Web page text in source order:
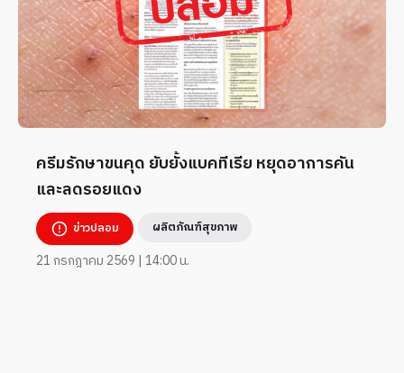
ครีมรักษาขนคุด ยับยั้งแบคทีเรีย หยุดอาการคัน
และลดรอยแดง
ข่าวปลอม ผลิตภัณฑ์สุขภาพ
21 กรกฎาคม 2569 | 14:00 น.